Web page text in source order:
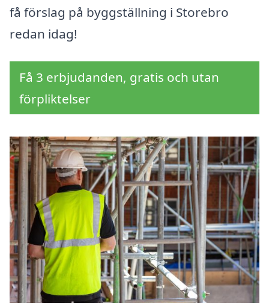
få förslag på byggställning i Storebro
redan idag!
Få 3 erbjudanden, gratis och utan
förpliktelser